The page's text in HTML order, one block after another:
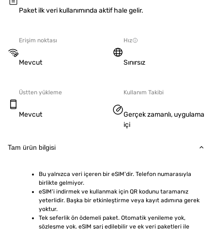
Paket ilk veri kullanımında aktif hale gelir.
Erişim noktası
Mevcut
Hız
Sınırsız
Üstten yükleme
Mevcut
Kullanım Takibi
Gerçek zamanlı, uygulama
içi
Tam ürün bilgisi
Bu yalnızca veri içeren bir eSIM'dir. Telefon numarasıyla
birlikte gelmiyor.
eSIM'i indirmek ve kullanmak için QR kodunu taramanız
yeterlidir. Başka bir etkinleştirme veya kayıt adımına gerek
yoktur.
Tek seferlik ön ödemeli paket. Otomatik yenileme yok,
sözleşme yok. eSIM şarj edilebilir ve ek veri paketleri ile